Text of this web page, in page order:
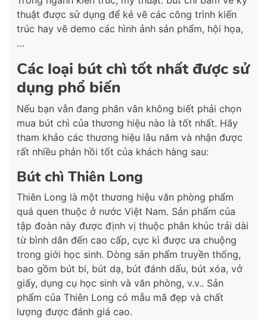
thuật được sử dụng để kẻ vẽ các công trình kiến
trúc hay vẽ demo các hình ảnh sản phẩm, hội họa,
…
Các loại bút chì tốt nhất được sử
dụng phổ biến
Nếu bạn vẫn đang phân vân không biết phải chọn
mua bút chì của thương hiệu nào là tốt nhất. Hãy
tham khảo các thương hiệu lâu năm và nhận được
rất nhiều phản hồi tốt của khách hàng sau:
Bút chì Thiên Long
Thiên Long là một thương hiệu văn phòng phẩm
quá quen thuộc ở nước Việt Nam. Sản phẩm của
tập đoàn này được định vị thuộc phân khúc trải dài
từ bình dân đến cao cấp, cực kì được ưa chuộng
trong giới học sinh. Dòng sản phẩm truyền thống,
bao gồm bút bi, bút dạ, bút đánh dấu, bút xóa, vở
giấy, dụng cụ học sinh và văn phòng, v.v.. Sản
phẩm của Thiên Long có mẫu mã đẹp và chất
lượng được đánh giá cao.